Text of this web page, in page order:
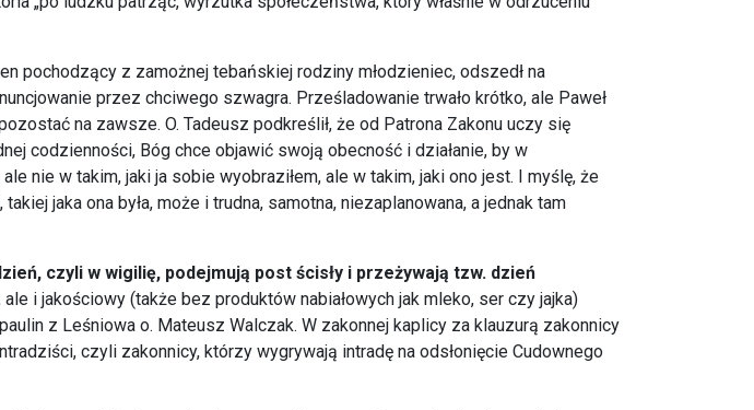
pochodzący z zamożnej tebańskiej rodziny młodzieniec, odszedł na
przez chciwego szwagra. Prześladowanie trwało krótko, ale Paweł
na zawsze. O. Tadeusz podkreślił, że od Patrona Zakonu uczy się
codzienności, Bóg chce objawić swoją obecność i działanie, by w
nie w takim, jaki ja sobie wyobraziłem, ale w takim, jaki ono jest. I myślę, że
jaka ona była, może i trudna, samotna, niezaplanowana, a jednak tam
czyli w wigilię, podejmują post ścisły i przeżywają tzw. dzień
i jakościowy (także bez produktów nabiałowych jak mleko, ser czy jajka)
z Leśniowa o. Mateusz Walczak. W zakonnej kaplicy za klauzurą zakonnicy
czyli zakonnicy, którzy wygrywają intradę na odsłonięcie Cudownego